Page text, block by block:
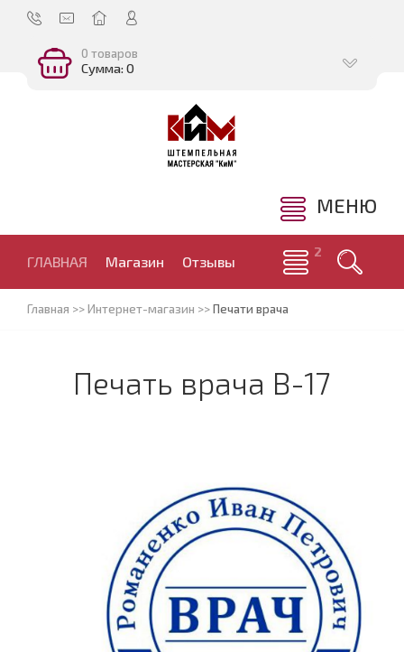
0 товаров
Сумма: 0
МЕНЮ
ГЛАВНАЯ Магазин Отзывы
Главная >>Интернет-магазин >>Печати врача
Печать врача В-17